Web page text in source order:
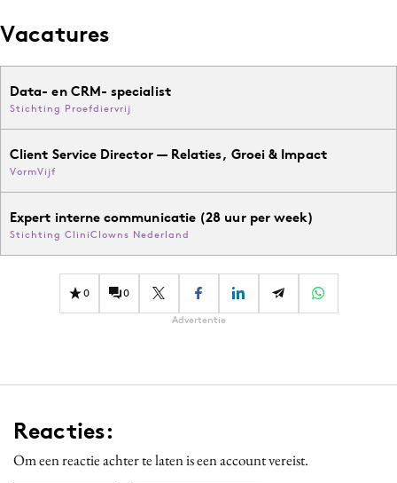
Vacatures
Data- en CRM- specialist
Stichting Proefdiervrij
Client Service Director — Relaties, Groei & Impact
VormVijf
Expert interne communicatie (28 uur per week)
Stichting CliniClowns Nederland
0 0
Advertentie
Reacties:
Om een reactie achter te laten is een account vereist.